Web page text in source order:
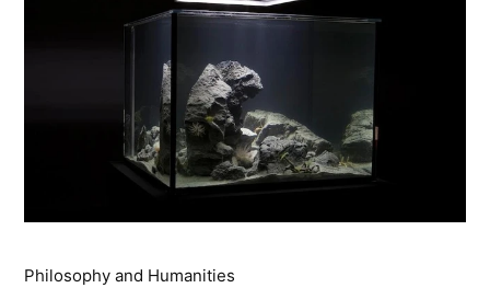
Philosophy and Humanities